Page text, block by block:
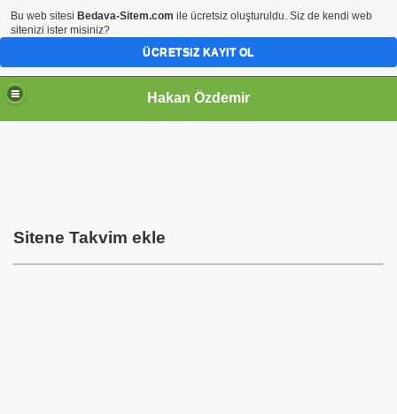
Hakan Özdemir
Sitene Takvim ekle
Bu web sitesi Bedava-Sitem.com ile ücretsiz oluşturuldu. Siz de kendi web
sitenizi ister misiniz?
ÜCRETSIZ KAYIT OL